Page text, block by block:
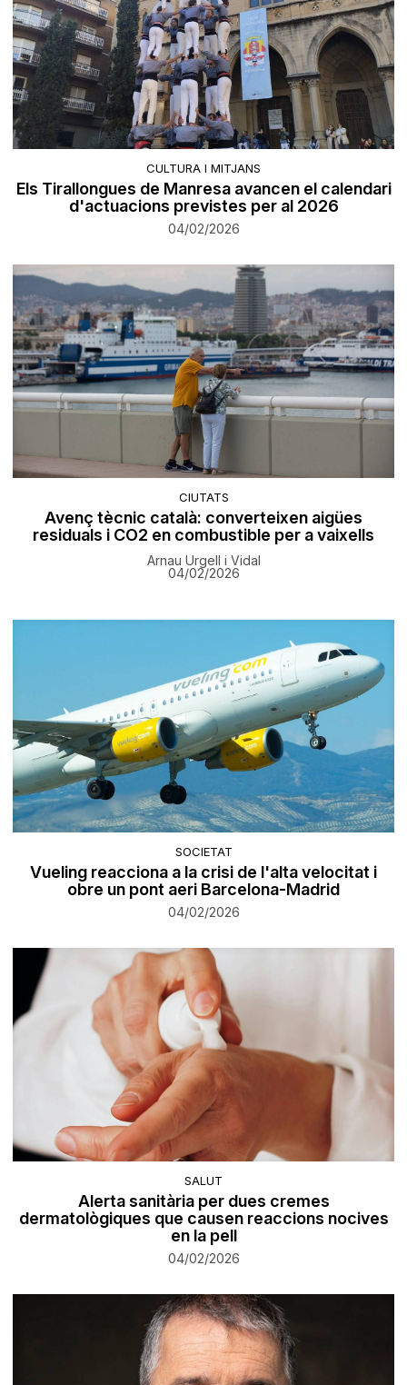
CULTURA I MITJANS
Els Tirallongues de Manresa avancen el calendari
d'actuacions previstes per al 2026
04/02/2026
CIUTATS
Avenç tècnic català: converteixen aigües
residuals i CO2 en combustible per a vaixells
Arnau Urgell i Vidal
04/02/2026
SOCIETAT
Vueling reacciona a la crisi de l'alta velocitat i
obre un pont aeri Barcelona-Madrid
04/02/2026
SALUT
Alerta sanitària per dues cremes
dermatològiques que causen reaccions nocives
en la pell
04/02/2026